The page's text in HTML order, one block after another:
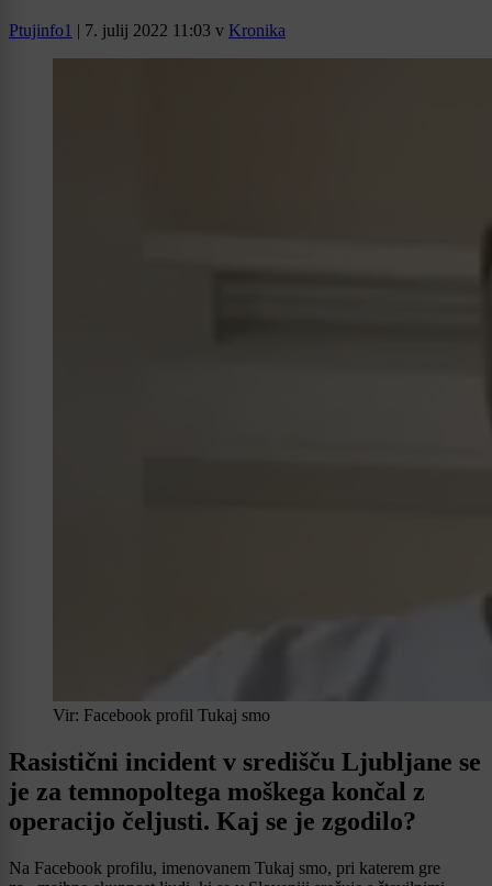
Ptujinfo1 | 7. julij 2022 11:03 v Kronika
Vir: Facebook profil Tukaj smo
Rasistični incident v središču Ljubljane se
je za temnopoltega moškega končal z
operacijo čeljusti. Kaj se je zgodilo?
Na Facebook profilu, imenovanem Tukaj smo, pri katerem gre